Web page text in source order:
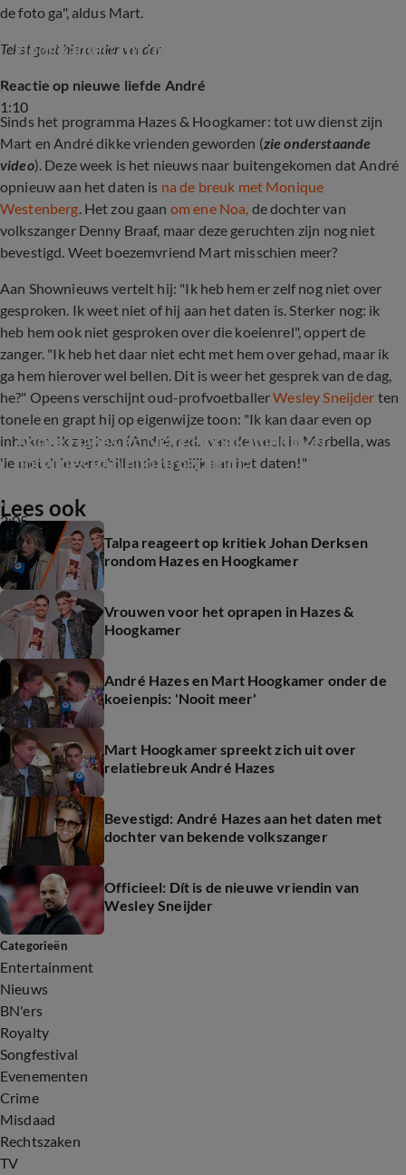
de foto ga", aldus Mart.
Tekst gaat hieronder verder.
1:10
Mart & André gaan héél diep... (Hazes &
Hoogkamer: tot uw dienst)
Reactie op nieuwe liefde André
Sinds het programma Hazes & Hoogkamer: tot uw dienst zijn
Mart en André dikke vrienden geworden (zie onderstaande
video). Deze week is het nieuws naar buitengekomen dat André
opnieuw aan het daten is na de breuk met Monique
Westenberg. Het zou gaan om ene Noa, de dochter van
volkszanger Denny Braaf, maar deze geruchten zijn nog niet
bevestigd. Weet boezemvriend Mart misschien meer?
Aan Shownieuws vertelt hij: "Ik heb hem er zelf nog niet over
gesproken. Ik weet niet of hij aan het daten is. Sterker nog: ik
heb hem ook niet gesproken over die koeienrel", oppert de
zanger. "Ik heb het daar niet echt met hem over gehad, maar ik
ga hem hierover wel bellen. Dit is weer het gesprek van de dag,
he?" Opeens verschijnt oud-profvoetballerWesley Sneijder ten
tonele en grapt hij op eigenwijze toon: "Ik kan daar even op
inhaken. Ik zag hem (André, red.) van de week in Marbella, was
'ie met drie verschillende tegelijk aan het daten!"
2:05
André Hazes en Mart Hoogkamer over
opnames van hun programma
Lees ook
Talpa reageert op kritiek Johan Derksen
rondom Hazes en Hoogkamer
Vrouwen voor het oprapen in Hazes &
Hoogkamer
André Hazes en Mart Hoogkamer onder de
koeienpis: 'Nooit meer'
Mart Hoogkamer spreekt zich uit over
relatiebreuk André Hazes
Bevestigd: André Hazes aan het daten met
dochter van bekende volkszanger
Officieel: Dít is de nieuwe vriendin van
Wesley Sneijder
Categorieën
Entertainment
Nieuws
BN'ers
Royalty
Songfestival
Evenementen
Crime
Misdaad
Rechtszaken
TV